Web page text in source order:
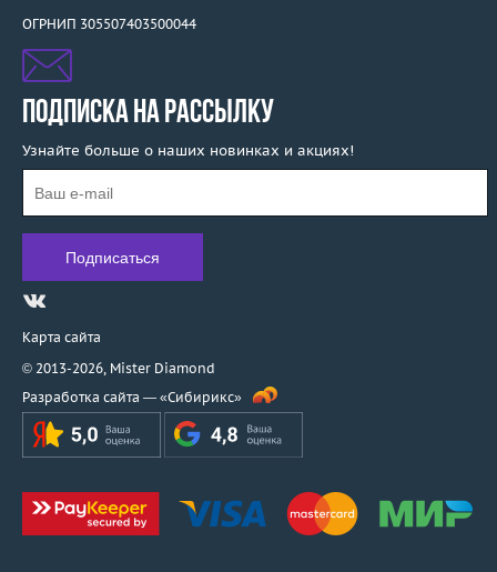
ОГРНИП 305507403500044
ПОДПИСКА НА РАССЫЛКУ
Узнайте больше о наших новинках и акциях!
Карта сайта
© 2013-2026, Mister Diamond
Разработка сайта — «Сибирикс»